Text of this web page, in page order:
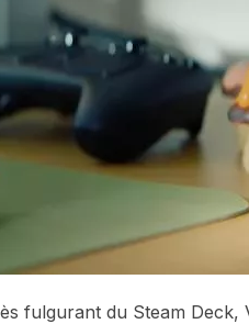
fulgurant du Steam